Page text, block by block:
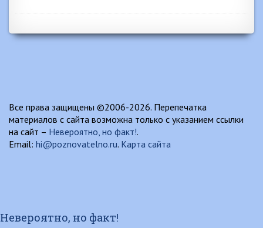
Все права защищены ©2006-2026. Перепечатка
материалов с сайта возможна только с указанием ссылки
на сайт – Невероятно, но факт!.
Email: hi@poznovatelno.ru. Карта сайта
Невероятно, но факт!